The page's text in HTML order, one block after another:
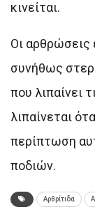
κινείται.
Οι αρθρώσεις
συνήθως
που λιπαίνει
λιπαίνεται
περίπτωση
ποδιών.
Αρθρίτιδα